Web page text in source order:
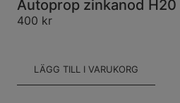
Autoprop zinkanod H20
400 kr
LÄGG TILL I VARUKORG